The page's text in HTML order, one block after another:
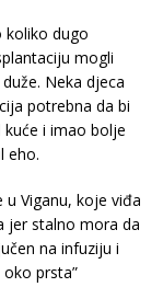
koliko dugo
mogli
Neka djeca
potrebna da bi
i imao bolje
eho.
Viganu, koje viđa
jer stalno mora da
na infuziju i
prsta”